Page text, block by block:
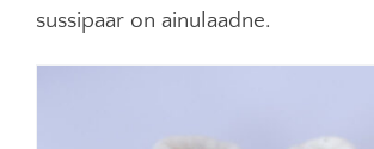
sussipaar on ainulaadne.